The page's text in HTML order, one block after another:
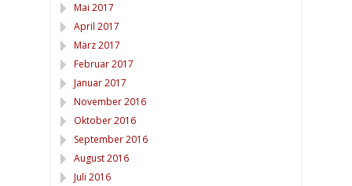
Mai 2017
April 2017
März 2017
Februar 2017
Januar 2017
November 2016
Oktober 2016
September 2016
August 2016
Juli 2016